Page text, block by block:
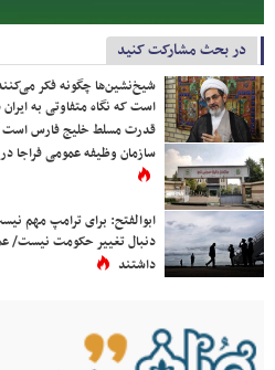
در بحث مشارکت کنید
شیخ‌نشین‌ها چگونه فکر
است که نگاه متفاوتی به
قدرت مسلط خلیج فارس است
سازمان وظیفه عمومی فراجا
ابوالفتح: برای ترامپ مهم
دنبال تغییر حکومت نیست/
داشتند